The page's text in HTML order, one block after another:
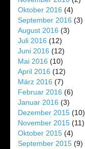
Oktober 2016 (4)
September 2016 (3)
August 2016 (3)
Juli 2016 (12)
Juni 2016 (12)
Mai 2016 (10)
April 2016 (12)
März 2016 (7)
Februar 2016 (6)
Januar 2016 (3)
Dezember 2015 (10)
November 2015 (11)
Oktober 2015 (4)
September 2015 (9)